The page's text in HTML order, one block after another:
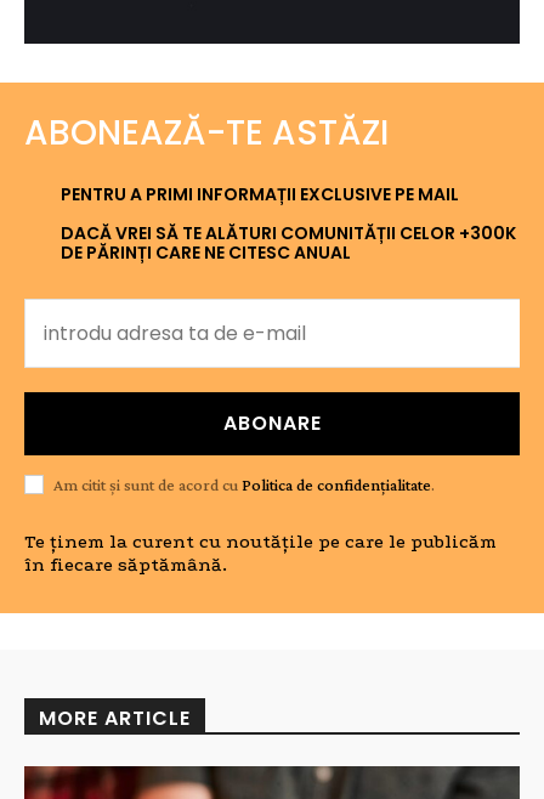
ABONEAZĂ-TE ASTĂZI
PENTRU A PRIMI INFORMAȚII EXCLUSIVE PE MAIL
DACĂ VREI SĂ TE ALĂTURI COMUNITĂȚII CELOR +300K
DE PĂRINȚI CARE NE CITESC ANUAL
ABONARE
Am citit și sunt de acord cu Politica de confidențialitate.
Te ținem la curent cu noutățile pe care le publicăm
în fiecare săptămână.
MORE ARTICLE